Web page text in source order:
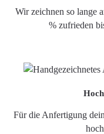
Wir zeichnen so lange
% zufrieden
Für die Anfertigung